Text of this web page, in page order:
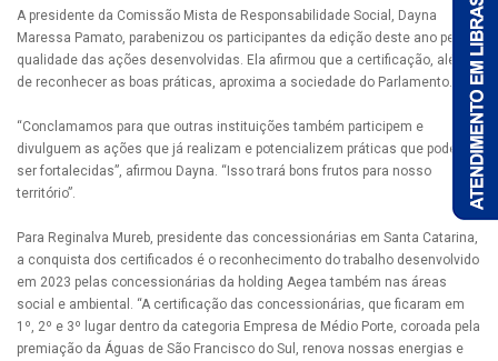
A presidente da Comissão Mista de Responsabilidade Social, Dayna
Maressa Pamato, parabenizou os participantes da edição deste ano pela
qualidade das ações desenvolvidas. Ela afirmou que a certificação, além
de reconhecer as boas práticas, aproxima a sociedade do Parlamento.
“Conclamamos para que outras instituições também participem e
divulguem as ações que já realizam e potencializem práticas que podem
ser fortalecidas”, afirmou Dayna. “Isso trará bons frutos para nosso
território”.
Para Reginalva Mureb, presidente das concessionárias em Santa Catarina,
a conquista dos certificados é o reconhecimento do trabalho desenvolvido
em 2023 pelas concessionárias da holding Aegea também nas áreas
social e ambiental. “A certificação das concessionárias, que ficaram em
1º, 2º e 3º lugar dentro da categoria Empresa de Médio Porte, coroada pela
premiação da Águas de São Francisco do Sul, renova nossas energias e